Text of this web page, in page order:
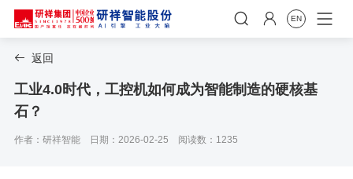
  EN
 返回
工业4.0时代，工控机如何成为智能制造的硬核基
石？
作者：研祥智能 日期：2026-02-25 阅读数：1235